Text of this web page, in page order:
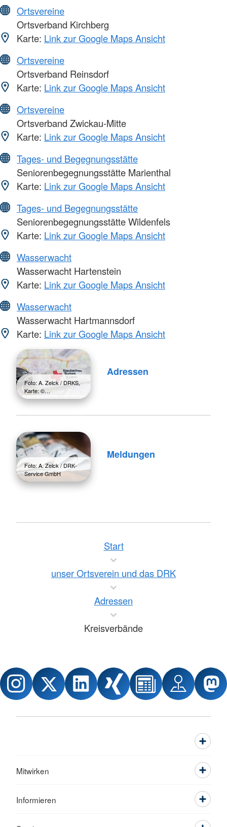
Ortsvereine
Ortsverband Kirchberg
Karte: Link zur Google Maps Ansicht
Ortsvereine
Ortsverband Reinsdorf
Karte: Link zur Google Maps Ansicht
Ortsvereine
Ortsverband Zwickau-Mitte
Karte: Link zur Google Maps Ansicht
Tages- und Begegnungsstätte
Seniorenbegegnungsstätte Marienthal
Karte: Link zur Google Maps Ansicht
Tages- und Begegnungsstätte
Seniorenbegegnungsstätte Wildenfels
Karte: Link zur Google Maps Ansicht
Wasserwacht
Wasserwacht Hartenstein
Karte: Link zur Google Maps Ansicht
Wasserwacht
Wasserwacht Hartmannsdorf
Karte: Link zur Google Maps Ansicht
Foto: A. Zelck / DRKS,
Karte: ©…
Adressen
Foto: A. Zelck / DRK-
Service GmbH
Meldungen
Start
unser Ortsverein und das DRK
Adressen
Kreisverbände
Mitwirken
Informieren